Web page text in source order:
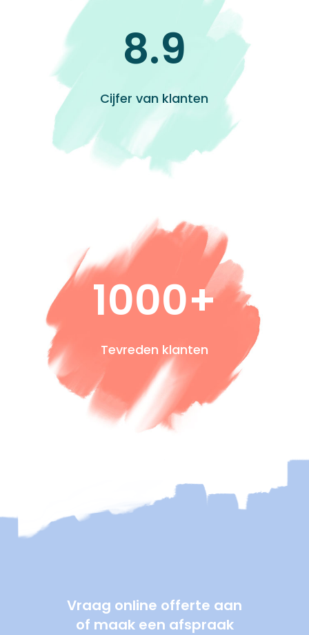
8.9
Cijfer van klanten
1000+
Tevreden klanten
Vraag online offerte aan
of maak een afspraak